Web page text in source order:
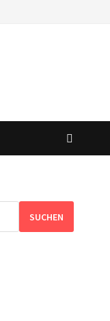
SUCHEN